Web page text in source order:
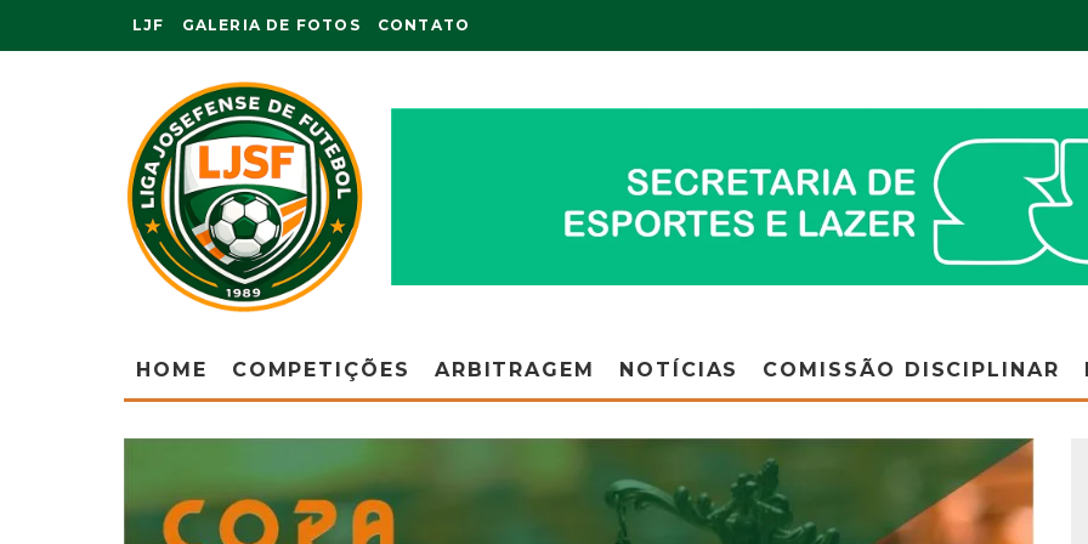
LJF GALERIA DE FOTOS CONTATO
HOME COMPETIÇÕES ARBITRAGEM NOTÍCIAS COMISSÃO DISCIPLINAR